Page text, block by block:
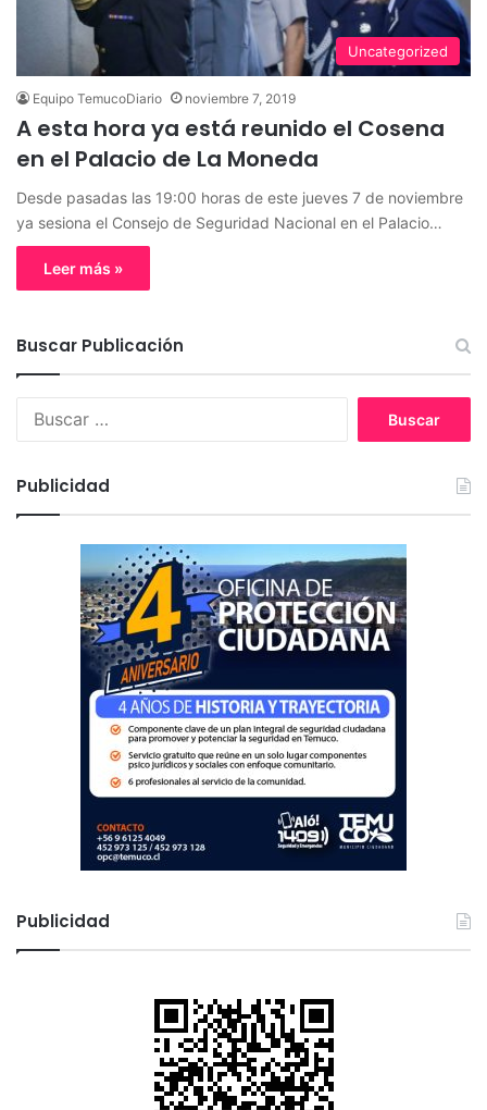
Uncategorized
Equipo TemucoDiario noviembre 7, 2019
A esta hora ya está reunido el Cosena
en el Palacio de La Moneda
Desde pasadas las 19:00 horas de este jueves 7 de noviembre
ya sesiona el Consejo de Seguridad Nacional en el Palacio…
Leer más »
Buscar Publicación
:
Publicidad
Publicidad